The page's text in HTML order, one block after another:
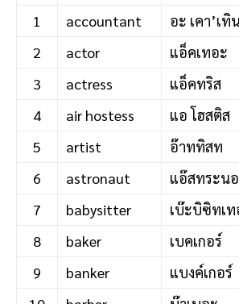
1
accountant อะ เคา’เทิ
2
actor แอ็คเทอะ
3
actress แอ็คทริส
4
air hostess แอ โฮสติส
5
artist อ๊าททิสท
6
astronaut แอ๊สทระน
7
babysitter เบ๊ะบิซิทเท
8
baker เบคเกอร์
9
banker แบงค์เกอร์